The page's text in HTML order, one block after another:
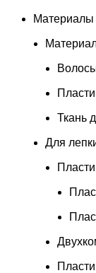
Материалы
Ткань
Для